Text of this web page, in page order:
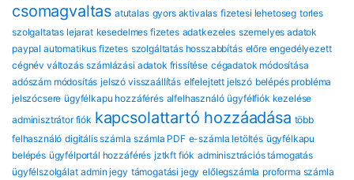
csomagvaltas atutalas gyors aktivalas fizetesi lehetoseg torles
szolgaltatas lejarat kesedelmes fizetes adatkezeles szemelyes adatok
paypal automatikus fizetes szolgáltatás hosszabbítás előre engedélyezett
cégnév változás számlázási adatok frissítése cégadatok módosítása
adószám módosítás jelszó visszaállítás elfelejtett jelszó belépés probléma
jelszócsere ügyfélkapu hozzáférés alfelhasználó ügyfélfiók kezelése
adminisztrátor fiók kapcsolattartó hozzáadása több
felhasználó digitális számla számla PDF e-számla letöltés ügyfélkapu
belépés ügyfélportál hozzáférés jztkft fiók adminisztrációs támogatás
ügyfélszolgálat admin jegy támogatási jegy előlegszámla proforma számla